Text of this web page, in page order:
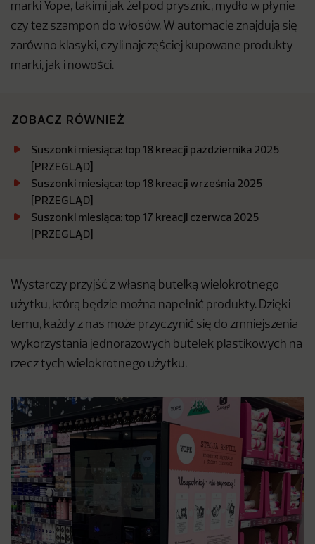
marki Yope, takimi jak żel pod prysznic, mydło w płynie
czy tez szampon do włosów. W automacie znajdują się
zarówno klasyki, czyli najczęściej kupowane produkty
marki, jak i nowości.
ZOBACZ RÓWNIEŻ
Suszonki miesiąca: top 18 kreacji października 2025
[PRZEGLĄD]
Suszonki miesiąca: top 18 kreacji września 2025
[PRZEGLĄD]
Suszonki miesiąca: top 17 kreacji czerwca 2025
[PRZEGLĄD]
Wystarczy przyjść z własną butelką wielokrotnego
użytku, którą będzie można napełnić produkty. Dzięki
temu, każdy z nas może przyczynić się do zmniejszenia
wykorzystania jednorazowych butelek plastikowych na
rzecz tych wielokrotnego użytku.